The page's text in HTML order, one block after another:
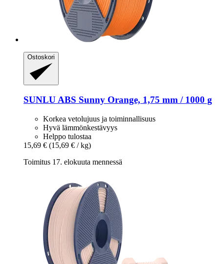
Ostoskori
SUNLU ABS Sunny Orange, 1,75 mm / 1000 g
Korkea vetolujuus ja toiminnallisuus
Hyvä lämmönkestävyys
Helppo tulostaa
15,69 € (15,69 € / kg)
Toimitus 17. elokuuta mennessä